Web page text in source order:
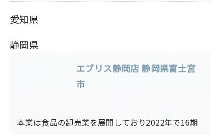
愛知県
静岡県
エブリス静岡店 静岡県富士宮
市
本業は食品の卸売業を展開しており2022年で16期